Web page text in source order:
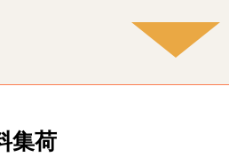
集荷